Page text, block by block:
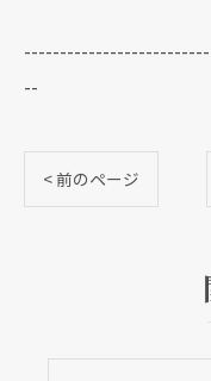
--
< 前のページ